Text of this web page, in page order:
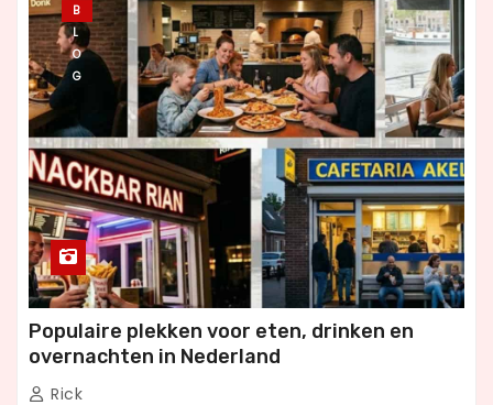
B
L
O
G
Populaire plekken voor eten, drinken en
overnachten in Nederland
Rick